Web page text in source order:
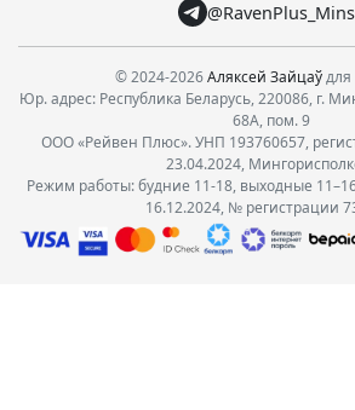
© 2024-2026Аляксей Зайцаўдля
Юр. адрес: Республика Беларусь, 220086, г.
68А, пом. 9
ООО «Рейвен Плюс». УНП 193760657,
23.04.2024,
Режим работы: будние 11-18, выходные
16.12.2024, № регистрации